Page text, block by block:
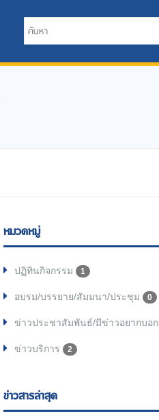
หมวดหมู่
ปฏิทินกิจกรรม 1
อบรม/บรรยาย/สัมมนา/ประชุม 0
ข่าวประชาสัมพันธ์/มีข่าวอยากบอก
ข่าวบริการ 2
ข่าวสารล่าสุด